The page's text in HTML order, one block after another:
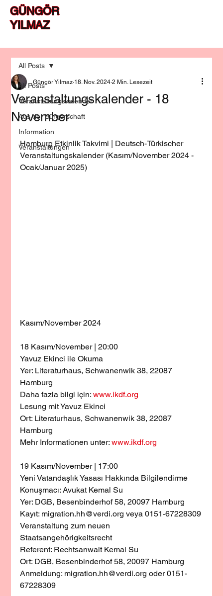
GÜNGÖR
YILMAZ
All Posts
Veranstaltungskalender
Aus der Bürgerschaft
Information
Veranstaltungen
All Posts
Veranstaltungskalender - 18
November
Güngör Yilmaz 18. Nov. 2024 2 Min. Lesezeit
Hamburg Etkinlik Takvimi | Deutsch-Türkischer
Veranstaltungskalender (Kasım/November 2024 -
Ocak/Januar 2025)
Kasım/November 2024
18 Kasım/November | 20:00
Yavuz Ekinci ile Okuma
Yer: Literaturhaus, Schwanenwik 38, 22087
Hamburg
Daha fazla bilgi için: www.ikdf.org
Lesung mit Yavuz Ekinci
Ort: Literaturhaus, Schwanenwik 38, 22087
Hamburg
Mehr Informationen unter: www.ikdf.org
19 Kasım/November | 17:00
Yeni Vatandaşlık Yasası Hakkında Bilgilendirme
Konuşmacı: Avukat Kemal Su
Yer: DGB, Besenbinderhof 58, 20097 Hamburg
Kayıt: migration.hh@verdi.org veya 0151-67228309
Veranstaltung zum neuen
Staatsangehörigkeitsrecht
Referent: Rechtsanwalt Kemal Su
Ort: DGB, Besenbinderhof 58, 20097 Hamburg
Anmeldung: migration.hh@verdi.org oder 0151-
67228309